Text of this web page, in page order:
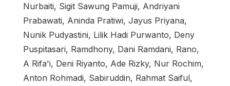
Nurbaiti, Sigit Sawung Pamuji, Andriyani
Prabawati, Aninda Pratiwi, Jayus Priyana,
Nunik Pudyastini, Lilik Hadi Purwanto, Deny
Puspitasari, Ramdhony, Dani Ramdani, Rano,
A Rifa'i, Deni Riyanto, Ade Rizky, Nur Rochim,
Anton Rohmadi, Sabiruddin, Rahmat Saiful,